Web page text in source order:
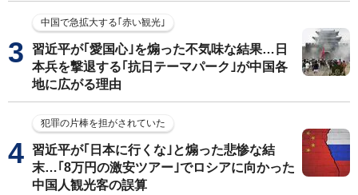
中国で急拡大する｢赤い観光｣
習近平が｢愛国心｣を煽った不気味な結果…日
本兵を撃退する｢抗日テーマパーク｣が中国各
地に広がる理由
犯罪の片棒を担がされていた
習近平が｢日本に行くな｣と煽った悲惨な結
末…｢8万円の激安ツアー｣でロシアに向かった
中国人観光客の誤算